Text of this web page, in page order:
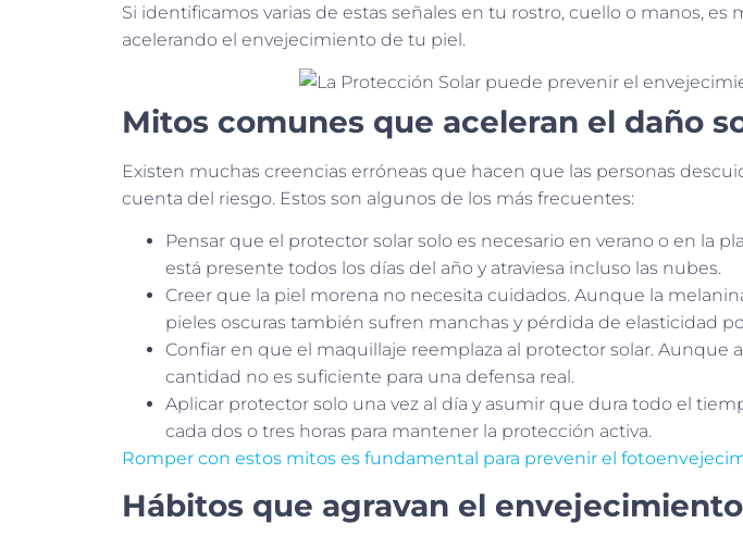
Si identificamos varias de estas señales en tu rostro, cuello o manos, es
acelerando el envejecimiento de tu piel.
Mitos comunes que aceleran el daño
Existen muchas creencias erróneas que hacen que las personas
cuenta del riesgo. Estos son algunos de los más frecuentes:
Pensar que el protector solar solo es necesario en verano o en la
está presente todos los días del año y atraviesa incluso las nubes.
Creer que la piel morena no necesita cuidados. Aunque la
pieles oscuras también sufren manchas y pérdida de elasticidad
Confiar en que el maquillaje reemplaza al protector solar. Aunque
cantidad no es suficiente para una defensa real.
Aplicar protector solo una vez al día y asumir que dura todo el
cada dos o tres horas para mantener la protección activa.
Romper con estos mitos es fundamental para prevenir el
Hábitos que agravan el